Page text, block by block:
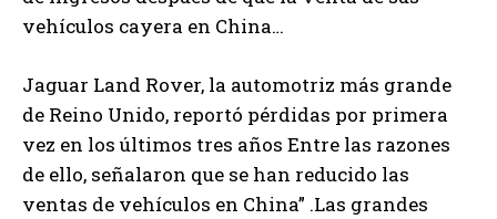
vehículos cayera en China…
Jaguar Land Rover, la automotriz más grande
de Reino Unido, reportó pérdidas por primera
vez en los últimos tres años Entre las razones
de ello, señalaron que se han reducido las
ventas de vehículos en China” .Las grandes